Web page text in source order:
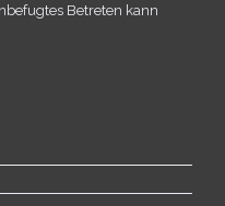
Betreten kann